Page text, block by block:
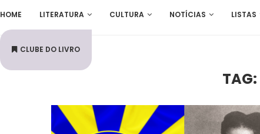
HOME LITERATURA CULTURA NOTÍCIAS LISTAS
CLUBE DO LIVRO
TAG: